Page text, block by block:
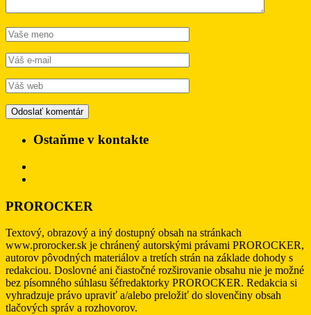
Ostaňme v kontakte
PROROCKER
Textový, obrazový a iný dostupný obsah na stránkach
www.prorocker.sk je chránený autorskými právami PROROCKER,
autorov pôvodných materiálov a tretích strán na základe dohody s
redakciou. Doslovné ani čiastočné rozširovanie obsahu nie je možné
bez písomného súhlasu šéfredaktorky PROROCKER. Redakcia si
vyhradzuje právo upraviť a/alebo preložiť do slovenčiny obsah
tlačových správ a rozhovorov.